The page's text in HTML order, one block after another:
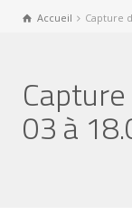
Accueil Capture
03 à